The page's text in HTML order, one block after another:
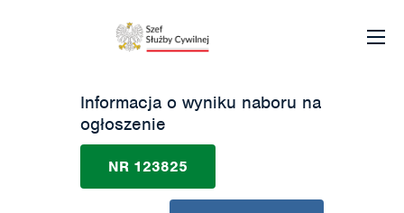
Informacja o wyniku naboru na
ogłoszenie
NR 123825